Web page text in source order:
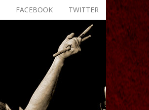
TWITTER
FACEBOOK